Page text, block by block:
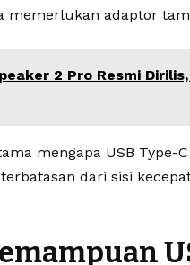
memerlukan adaptor
2 Pro Resmi
mengapa USB Type-
dari sisi